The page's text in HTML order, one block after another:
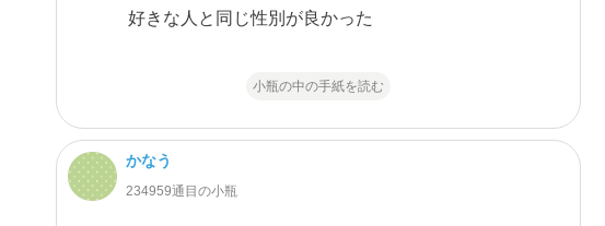
好きな人と同じ性別が良かった
小瓶の中の手紙を読む
かなう
234959通目の小瓶